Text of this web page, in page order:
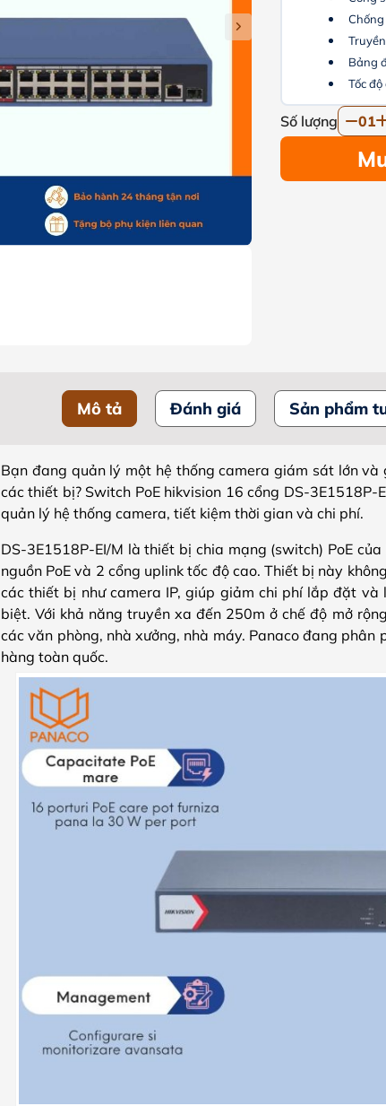
Chống
Bảng
Tốc
Số lượng 01
Mô tả Đánh giá Sản phẩm
Bạn đang quản lý một hệ thống camera giám sát lớn
các thiết bị? Switch PoE hikvision 16 cổng DS-
quản lý hệ thống camera, tiết kiệm thời gian và chi phí.
DS-3E1518P-EI/M là thiết bị chia mạng (switch) PoE
nguồn PoE và 2 cổng uplink tốc độ cao. Thiết bị này
các thiết bị như camera IP, giúp giảm chi phí lắp đặt
biệt. Với khả năng truyền xa đến 250m ở chế độ mở
các văn phòng, nhà xưởng, nhà máy. Panaco đang
hàng toàn quốc.